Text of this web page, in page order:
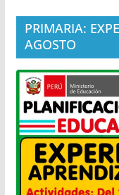
PRIMARIA:
AGOSTO